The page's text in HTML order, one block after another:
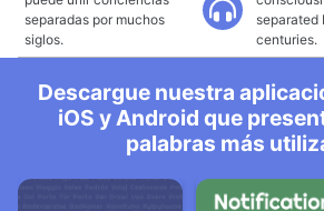
separadas por muchos
siglos.
separated
centuries.
Descargue nuestra
iOS y Android que
palabras más